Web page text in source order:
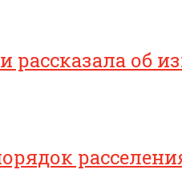
рассказала об